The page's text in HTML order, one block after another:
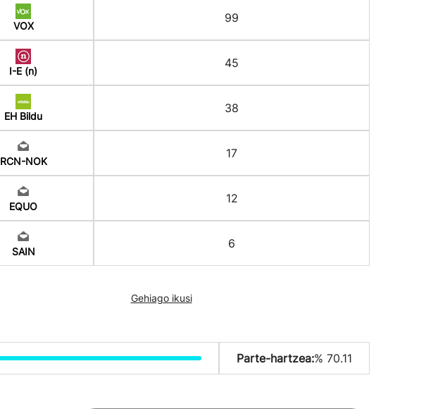
VOX
99
I-E (n)
45
EH Bildu
38
RCN-NOK
17
EQUO
12
SAIN
6
Gehiago ikusi
Parte-hartzea:% 70.11